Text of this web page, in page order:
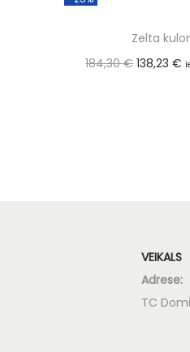
Zelta
184,30€ 138,23€
VEIKALS
Adrese:
TC